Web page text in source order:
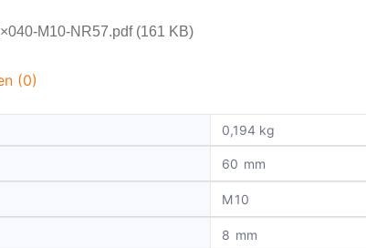
M10-NR57.pdf (161 KB)
(0)
0,194 kg
60
10
8